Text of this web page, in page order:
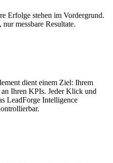
Erfolge stehen im Vordergrund.
messbare Resultate.
dient einem Ziel: Ihrem
Ihren KPIs. Jeder Klick und
LeadForge Intelligence